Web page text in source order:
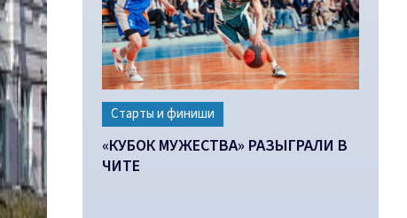
Старты и финиши
«КУБОК МУЖЕСТВА» РАЗЫГРАЛИ В
ЧИТЕ